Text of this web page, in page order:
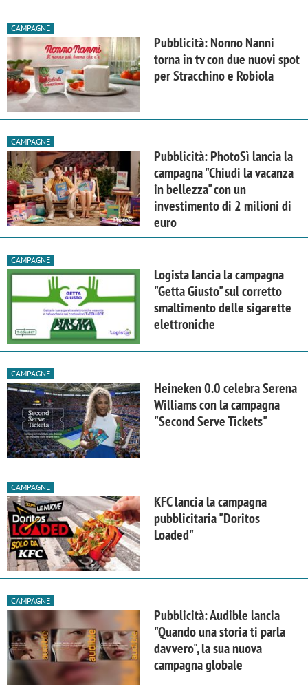
CAMPAGNE
Pubblicità: Nonno Nanni
torna in tv con due nuovi spot
per Stracchino e Robiola
CAMPAGNE
Pubblicità: PhotoSì lancia la
campagna "Chiudi la vacanza
in bellezza" con un
investimento di 2 milioni di
euro
CAMPAGNE
Logista lancia la campagna
"Getta Giusto" sul corretto
smaltimento delle sigarette
elettroniche
CAMPAGNE
Heineken 0.0 celebra Serena
Williams con la campagna
"Second Serve Tickets"
CAMPAGNE
KFC lancia la campagna
pubblicitaria "Doritos
Loaded"
CAMPAGNE
Pubblicità: Audible lancia
"Quando una storia ti parla
davvero", la sua nuova
campagna globale